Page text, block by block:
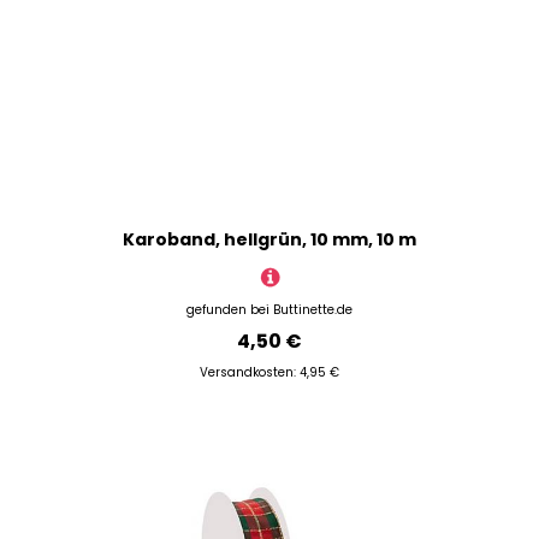
Karoband, hellgrün, 10 mm, 10 m
gefunden bei Buttinette.de
4,50 €
Versandkosten: 4,95 €